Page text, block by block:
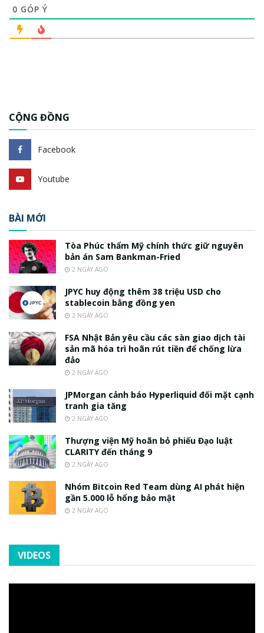
0 GÓP Ý
CỘNG ĐỒNG
Facebook
Youtube
BÀI MỚI
Tòa Phúc thẩm Mỹ chính thức giữ nguyên
bản án Sam Bankman-Fried
2 NGÀY AGO
JPYC huy động thêm 38 triệu USD cho
stablecoin bằng đồng yen
2 NGÀY AGO
FSA Nhật Bản yêu cầu các sàn giao dịch tài
sản mã hóa trì hoãn rút tiền để chống lừa
đảo
2 NGÀY AGO
JPMorgan cảnh báo Hyperliquid đối mặt cạnh
tranh gia tăng
2 NGÀY AGO
Thượng viện Mỹ hoãn bỏ phiếu Đạo luật
CLARITY đến tháng 9
2 NGÀY AGO
Nhóm Bitcoin Red Team dùng AI phát hiện
gần 5.000 lỗ hổng bảo mật
2 NGÀY AGO
VIDEOS